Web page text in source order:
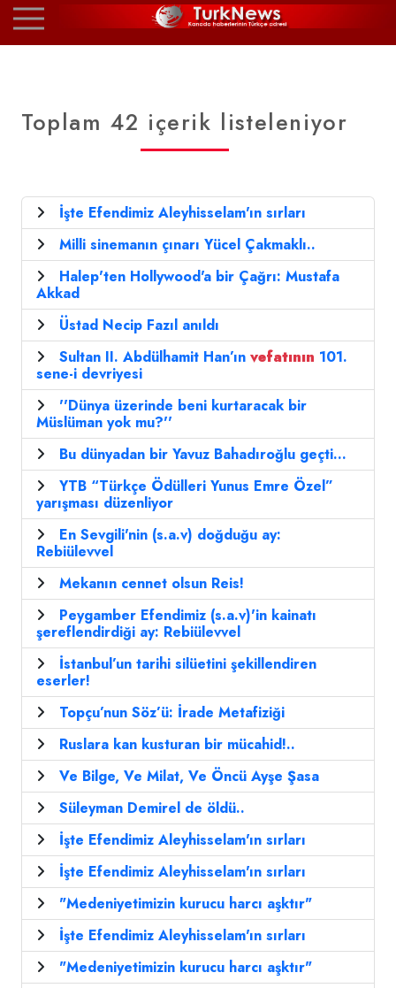
Toplam 42 içerik listeleniyor
İşte Efendimiz Aleyhisselam'ın sırları
Milli sinemanın çınarı Yücel Çakmaklı..
Halep'ten Hollywood'a bir Çağrı: Mustafa
Akkad
Üstad Necip Fazıl anıldı
Sultan II. Abdülhamit Han’ın vefatının 101.
sene-i devriyesi
''Dünya üzerinde beni kurtaracak bir
Müslüman yok mu?''
Bu dünyadan bir Yavuz Bahadıroğlu geçti...
YTB “Türkçe Ödülleri Yunus Emre Özel”
yarışması düzenliyor
En Sevgili'nin (s.a.v) doğduğu ay:
Rebiülevvel
Mekanın cennet olsun Reis!
Peygamber Efendimiz (s.a.v)'in kainatı
şereflendirdiği ay: Rebiülevvel
İstanbul’un tarihi silüetini şekillendiren
eserler!
Topçu’nun Söz’ü: İrade Metafiziği
Ruslara kan kusturan bir mücahid!..
Ve Bilge, Ve Milat, Ve Öncü Ayşe Şasa
Süleyman Demirel de öldü..
İşte Efendimiz Aleyhisselam'ın sırları
İşte Efendimiz Aleyhisselam'ın sırları
"Medeniyetimizin kurucu harcı aşktır"
İşte Efendimiz Aleyhisselam'ın sırları
"Medeniyetimizin kurucu harcı aşktır"